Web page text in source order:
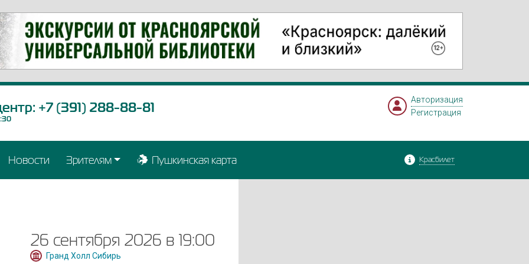
+7 (391) 288-88-81
Авторизация
Регистрация
Новости Зрителям Пушкинская карта Красбилет
26 сентября 2026 в 19:00
Гранд Холл Сибирь